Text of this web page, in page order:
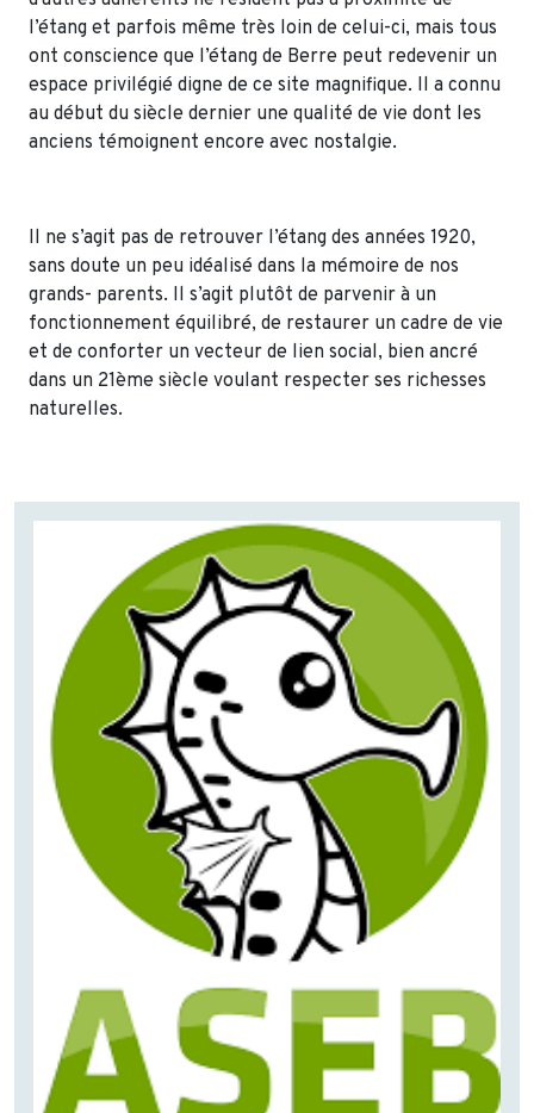
l’étang et parfois même très loin de celui-ci, mais tous
ont conscience que l’étang de Berre peut redevenir un
espace privilégié digne de ce site magnifique. Il a connu
au début du siècle dernier une qualité de vie dont les
anciens témoignent encore avec nostalgie.
Il ne s’agit pas de retrouver l’étang des années 1920,
sans doute un peu idéalisé dans la mémoire de nos
grands- parents. Il s’agit plutôt de parvenir à un
fonctionnement équilibré, de restaurer un cadre de vie
et de conforter un vecteur de lien social, bien ancré
dans un 21ème siècle voulant respecter ses richesses
naturelles.